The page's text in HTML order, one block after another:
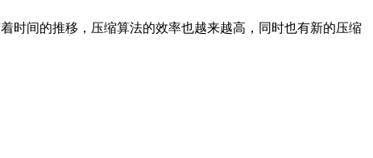
时间的推移，压缩算法的效率也越来越高，同时也有新的压缩